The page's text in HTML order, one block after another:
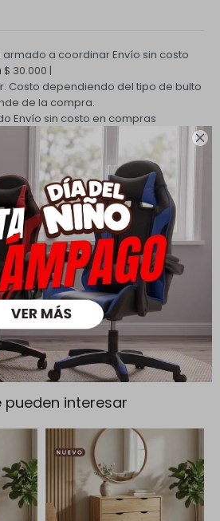

armado a coordinarEnvío sin costo
30.000 |
Costo dependiendo del tipo de bulto
de la compra.
Envío sin costo en compras
tienen un plazo de 5 días para
interesar